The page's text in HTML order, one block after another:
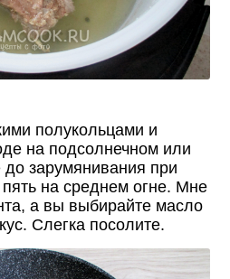
полукольцами и
на подсолнечном или
зарумянивания при
на среднем огне. Мне
а вы выбирайте масло
Слегка посолите.